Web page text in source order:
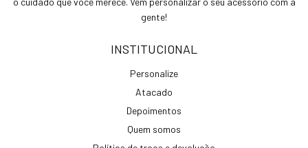
gente!
INSTITUCIONAL
Personalize
Atacado
Depoimentos
Quem somos